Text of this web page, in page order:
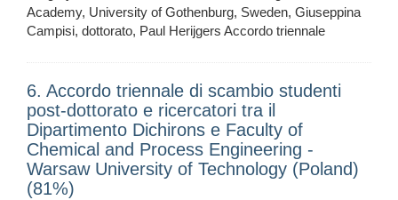
Academy, University of Gothenburg, Sweden, Giuseppina
Campisi, dottorato, Paul Herijgers Accordo triennale
6. Accordo triennale di scambio studenti
post-dottorato e ricercatori tra il
Dipartimento Dichirons e Faculty of
Chemical and Process Engineering -
Warsaw University of Technology (Poland)
(81%)